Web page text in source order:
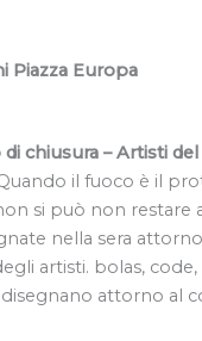
Piazza Europa
chiusura – Artisti
il fuoco è il
si può non restare
nella sera
artisti. bolas,
disegnano attorno al